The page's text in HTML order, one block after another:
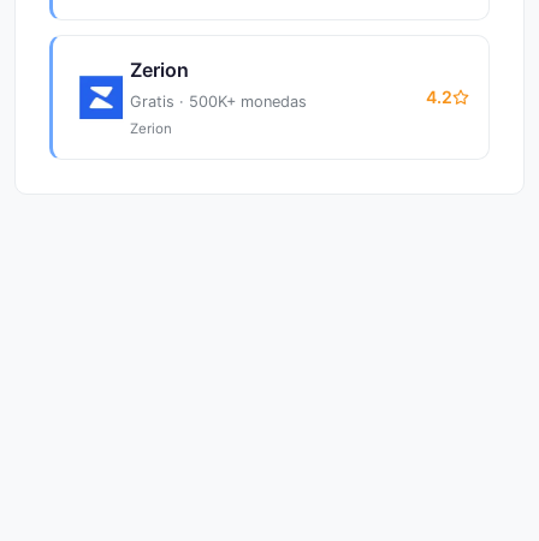
Zerion
Gratis · 500K+ monedas
Zerion
4.2